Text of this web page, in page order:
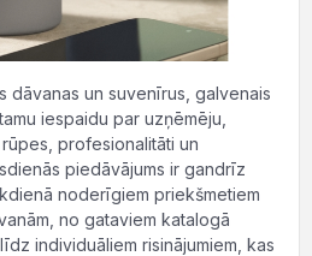
dāvanas un suvenīrus, galvenais
iespaidu par uzņēmēju,
profesionalitāti un
piedāvājums ir gandrīz
noderīgiem priekšmetiem
no gataviem katalogā
individuāliem risinājumiem, kas